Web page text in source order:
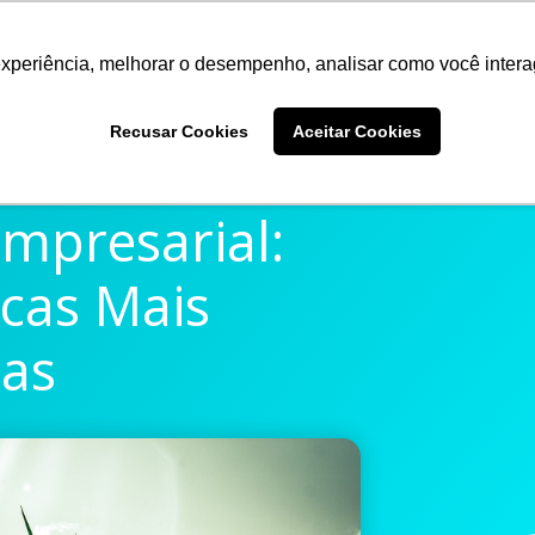
melhorar o desempenho, analisar como você
Recusar Cookies Aceitar Cookies
Mais